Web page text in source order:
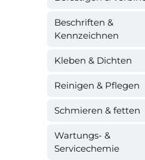
Beschriften &
Kennzeichnen
Kleben & Dichten
Reinigen & Pflegen
Schmieren & fetten
Wartungs- &
Servicechemie